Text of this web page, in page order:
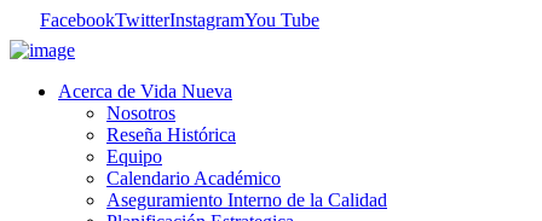
FacebookTwitterInstagramYou Tube
Acerca de Vida Nueva
Nosotros
Reseña Histórica
Equipo
Calendario Académico
Aseguramiento Interno de la Calidad